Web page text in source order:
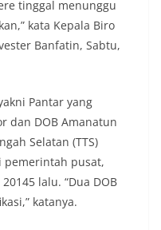
tinggal menunggu
kata Kepala Biro
Banfatin, Sabtu,
Pantar yang
dan DOB Amanatun
Selatan (TTS)
pemerintah pusat,
lalu. “Dua DOB
katanya.